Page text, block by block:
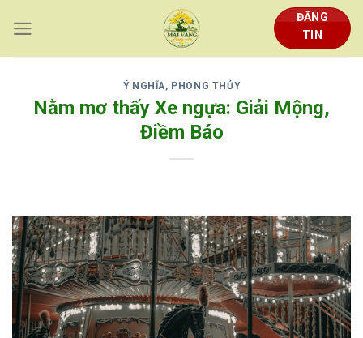
content
ĐĂNG
TIN
Ý NGHĨA, PHONG THỦY
Nằm mơ thấy Xe ngựa: Giải Mộng,
Điềm Báo